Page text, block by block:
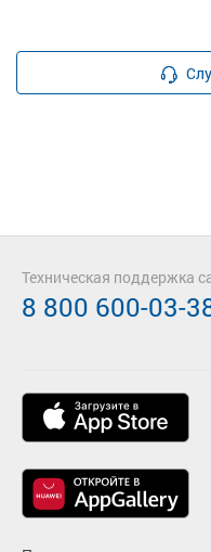
Техническая поддержка
8 800 600-03-